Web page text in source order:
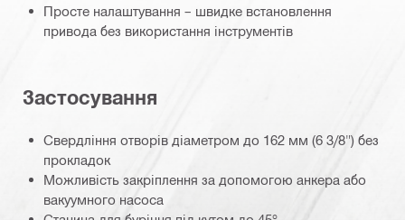
Просте налаштування – швидке встановлення
привода без використання інструментів
Застосування
Свердління отворів діаметром до 162 мм (6 3/8") без
прокладок
Можливість закріплення за допомогою анкера або
вакуумного насоса